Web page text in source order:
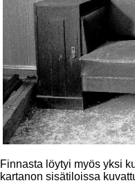
Finnasta löytyi myös yksi
kartanon sisätiloissa